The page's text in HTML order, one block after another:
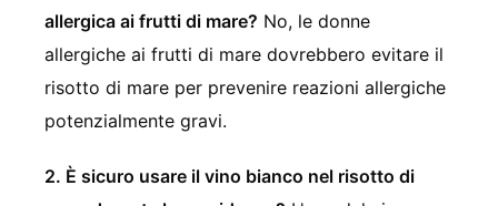
allergica ai frutti di mare? No, le donne
allergiche ai frutti di mare dovrebbero evitare il
risotto di mare per prevenire reazioni allergiche
potenzialmente gravi.
2. È sicuro usare il vino bianco nel risotto di